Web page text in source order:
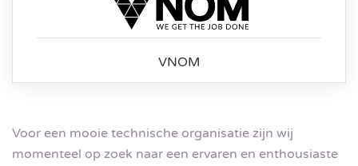
VNOM
Voor een mooie technische organisatie zijn wij
momenteel op zoek naar een ervaren en enthousiaste